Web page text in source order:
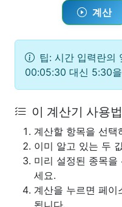
계산
팁: 시간 입력란의
00:05:30 대신 5:30
이 계산기 사용법
계산할 항목을 선택
이미 알고 있는 두
미리 설정된 종목
세요.
계산을 누르면 페이
됩니다.